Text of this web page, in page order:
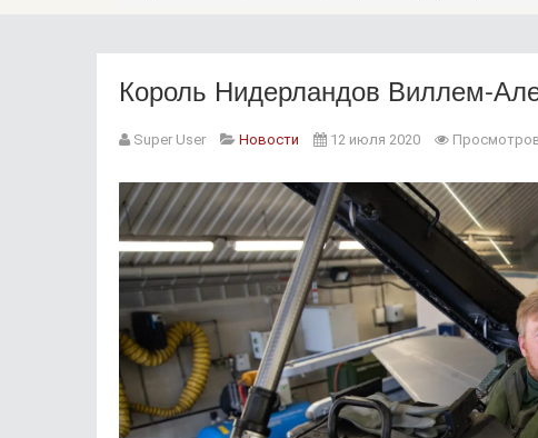
Король Нидерландов Виллем-
Super User Новости 12 июля 2020